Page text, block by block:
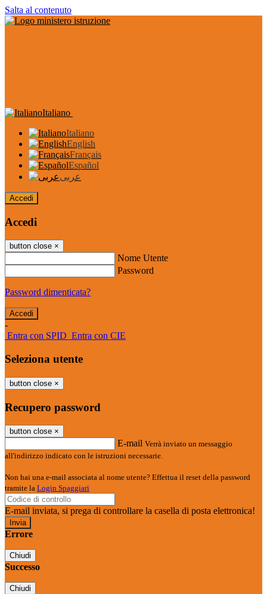
Salta al contenuto
Italiano
Italiano
English
Français
Español
عربى
Accedi
Accedi
button close ×
Nome Utente
Password
Password dimenticata?
-
Entra con SPID Entra con CIE
Seleziona utente
button close ×
Recupero password
button close ×
E-mail Verrà inviato un messaggio
all'indirizzo indicato con le istruzioni necessarie.
Non hai una e-mail associata al nome utente? Effettua il reset della password
tramite la Login Spaggiari
E-mail inviata, si prega di controllare la casella di posta elettronica!
Errore
Chiudi
Successo
Chiudi